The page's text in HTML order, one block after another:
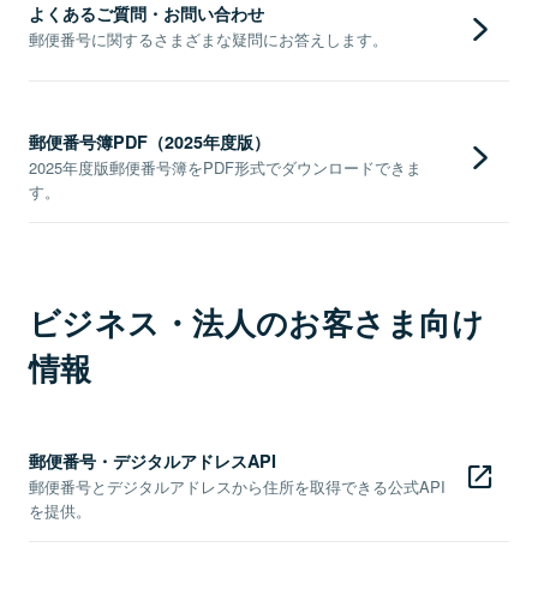
よくあるご質問・お問い合わせ
郵便番号に関するさまざまな疑問にお答えします。
郵便番号簿PDF（2025年度版）
2025年度版郵便番号簿をPDF形式でダウンロードできま
す。
ビジネス・法人のお客さま向け
情報
郵便番号・デジタルアドレスAPI
郵便番号とデジタルアドレスから住所を取得できる公式API
を提供。